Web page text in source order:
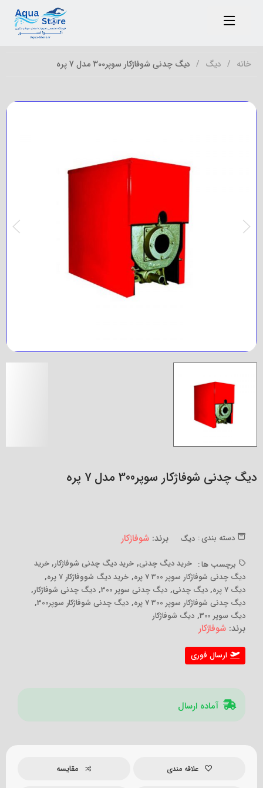
خانه دیگ دیگ چدنی شوفاژکار سوپر300 مدل 7 پره
دیگ چدنی شوفاژکار سوپر300 مدل 7 پره
دسته بندی : دیگ برند: شوفاژکار
برچسب ها : خرید دیگ چدنی, خرید دیگ چدنی شوفاژکار,خرید
دیگ چدنی شوفاژکار سوپر 300 7 پره
,خرید دیگ شووفاژکار 7 پره ,
دیگ 7 پره ,دیگ چدنی, دیگ چدنی سوپر 300 ,دیگ چدنی شوفاژکار,
دیگ چدنی شوفاژکار سوپر 300 7 پره ,دیگ چدنی شوفاژکار سوپر300 ,
دیگ سوپر 300 ,دیگ شوفاژکار
برند: شوفاژکار
ارسال فوری
آماده ارسال
علاقه مندی مقایسه